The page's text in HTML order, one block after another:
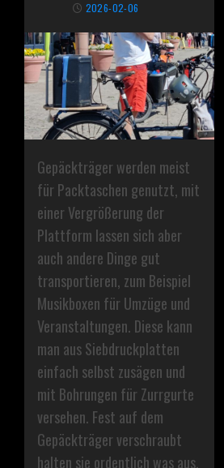
2026-02-06
Gepäckträger werden meist
für Packtaschen genutzt, mit
einer Vergrößerung der
Plattform lassen sich aber
auch andere Dinge gut
transportieren, zum Beispiel
Musikboxen für Umzüge und
Veranstaltungen. Diese kann
man aus Siebdruckplatten
einfach selbst zusägen und
mit Bohrungen für Zurrgurte
versehen. Fest auf dem
Gepäckträger verschraubt
halten sie ordentlich was aus,